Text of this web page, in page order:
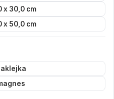
x 30,0 cm
x 50,0 cm